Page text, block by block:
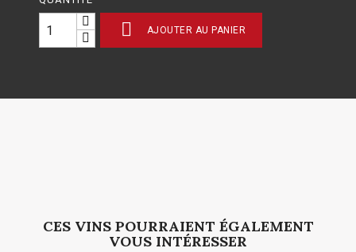
 AJOUTER AU PANIER
CES VINS POURRAIENT ÉGALEMENT
VOUS INTÉRESSER